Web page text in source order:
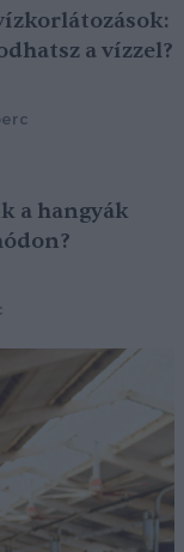
a vízzel?
a hangyák